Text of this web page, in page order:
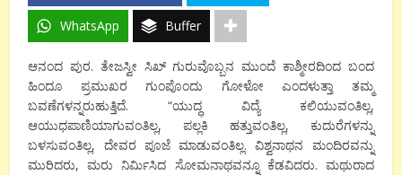
WhatsApp Buffer
ಆನಂದ ಪುರ. ತೇಜಸ್ವೀ ಸಿಖ್ ಗುರುವೊಬ್ಬನ ಮುಂದೆ ಕಾಶ್ಮೀರದಿಂದ ಬಂದ
ಹಿಂದೂ ಪ್ರಮುಖರ ಗುಂಪೊಂದು ಗೋಳೋ ಎಂದಳುತ್ತಾ ತಮ್ಮ
ಬವಣೆಗಳನ್ನರುಹುತ್ತಿದೆ. “ಯುದ್ಧ ವಿದ್ಯೆ ಕಲಿಯುವಂತಿಲ್ಲ,
ಆಯುಧಪಾಣಿಯಾಗುವಂತಿಲ್ಲ, ಪಲ್ಲಕಿ ಹತ್ತುವಂತಿಲ್ಲ, ಕುದುರೆಗಳನ್ನು
ಬಳಸುವಂತಿಲ್ಲ, ದೇವರ ಪೂಜೆ ಮಾಡುವಂತಿಲ್ಲ. ವಿಶ್ವನಾಥನ ಮಂದಿರವನ್ನು
ಮುರಿದರು, ಮರು ನಿರ್ಮಿಸಿದ ಸೋಮನಾಥವನ್ನೂ ಕೆಡವಿದರು. ಮಥುರಾದ